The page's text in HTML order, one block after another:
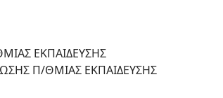
ΕΚΠΑΙΔΕΥΣΗΣ
Π/ΘΜΙΑΣ ΕΚΠΑΙΔΕΥΣΗΣ